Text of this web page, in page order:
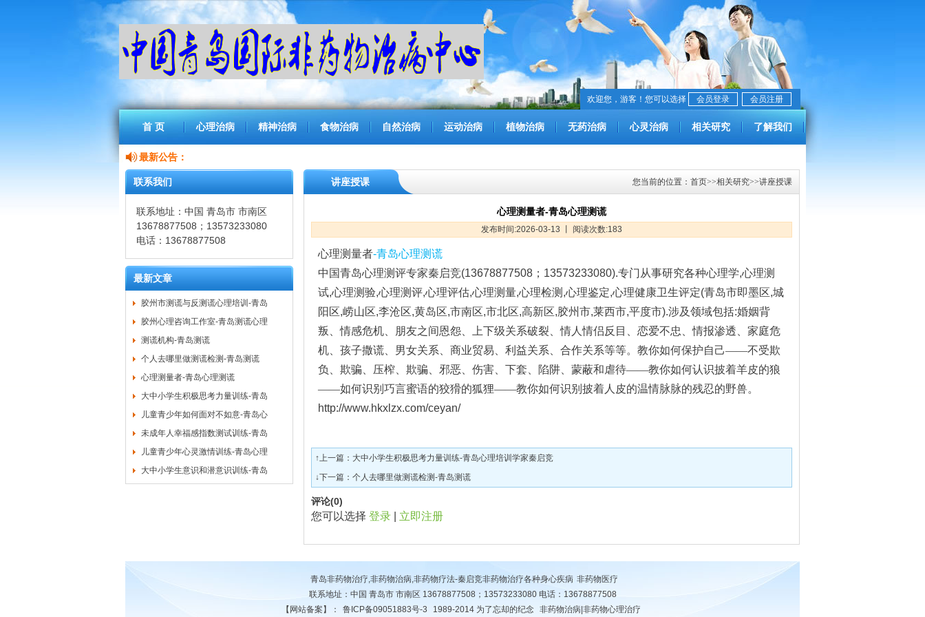
会员注册
会员登录
欢迎您，游客！您可以选择
首 页 心理治病 精神治病 食物治病 自然治病 运动治病 植物治病 无药治病 心灵治病 相关研究 了解我们
最新公告：
联系我们
联系地址：中国 青岛市 市南区
13678877508；13573233080
电话：13678877508
最新文章
胶州市测谎与反测谎心理培训-青岛
胶州心理咨询工作室-青岛测谎心理
测谎机构-青岛测谎
个人去哪里做测谎检测-青岛测谎
心理测量者-青岛心理测谎
大中小学生积极思考力量训练-青岛
儿童青少年如何面对不如意-青岛心
未成年人幸福感指数测试训练-青岛
儿童青少年心灵激情训练-青岛心理
大中小学生意识和潜意识训练-青岛
您当前的位置： 首页>>相关研究>>讲座授课
讲座授课
心理测量者-青岛心理测谎
发布时间:2026-03-13 丨 阅读次数:183
心理测量者-青岛心理测谎
中国青岛心理测评专家秦启竞(13678877508 ； 13573233080).专门从事研究各种心理学,心理测
试,心理测验,心理测评,心理评估,心理测量,心理检测 ,心理鉴定,心理健康卫生评定(青岛市即墨区,城
阳区,崂山区,李沧区,黄岛区,市南区,市北区,高新区,胶州市,莱西市,平度市).涉及领域包括:婚姻背
叛、情感危机、朋友之间恩怨、上下级关系破裂、情人情侣反目、恋爱不忠、情报渗透、家庭危
机、孩子撒谎、男女关系、商业贸易、利益关系、合作关系等等。教你如何保护自己——不受欺
负、欺骗、压榨、欺骗、邪恶、伤害、下套、陷阱、蒙蔽和虐待——教你如何认识披着羊皮的狼
——如何识别巧言蜜语的狡猾的狐狸——教你如何识别披着人皮的温情脉脉的残忍的野兽。
http://www.hkxlzx.com/ceyan/
↑上一篇： 大中小学生积极思考力量训练-青岛心理培训学家秦启竞
↓下一篇： 个人去哪里做测谎检测-青岛测谎
评论(0)
您可以选择 登录 立即注册
青岛非药物治疗,非药物治病,非药物疗法-秦启竞非药物治疗各种身心疾病 非药物医疗
联系地址：中国 青岛市 市南区 13678877508；13573233080 电话：13678877508
【网站备案】：
鲁ICP备09051883号-3 1989-2014 为了忘却的纪念 非药物治病|非药物心理治疗